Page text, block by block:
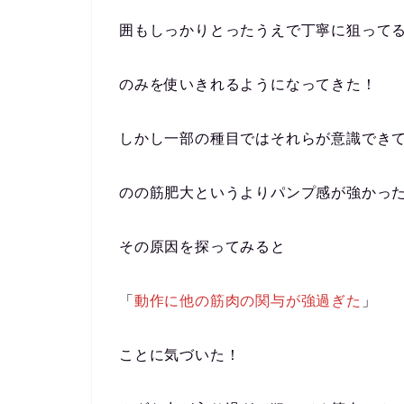
囲もしっかりとったうえで丁寧に狙って
のみを使いきれるようになってきた！
しかし一部の種目ではそれらが意識でき
のの筋肥大というよりパンプ感が強かった
その原因を探ってみると
「 動作に他の筋肉の関与が強過ぎた 」
ことに気づいた！